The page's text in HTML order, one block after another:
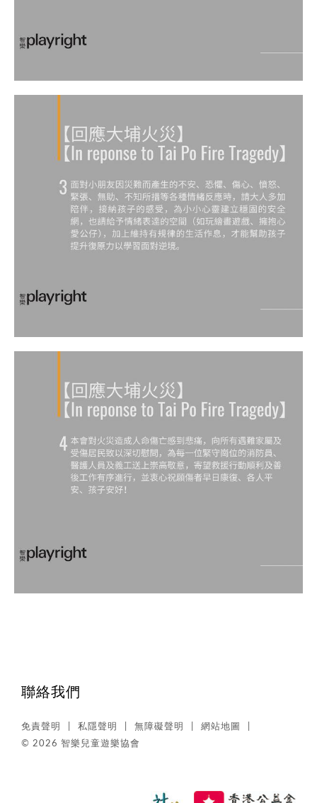
聯絡我們
免責聲明 私隱聲明 無障礙聲明
網站地圖
© 2026 智樂兒童遊樂協會